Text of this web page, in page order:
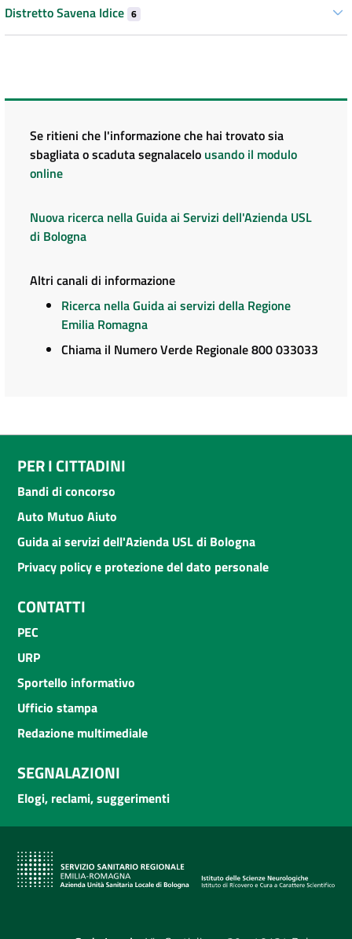
Distretto Savena Idice 6
Se ritieni che l'informazione che hai trovato sia
sbagliata o scaduta segnalacelo usando il modulo
online
Nuova ricerca nella Guida ai Servizi dell'Azienda USL
di Bologna
Altri canali di informazione
Ricerca nella Guida ai servizi della Regione
Emilia Romagna
Chiama il Numero Verde Regionale 800 033033
PER I CITTADINI
Bandi di concorso
Auto Mutuo Aiuto
Guida ai servizi dell'Azienda USL di Bologna
Privacy policy e protezione del dato personale
CONTATTI
PEC
URP
Sportello informativo
Ufficio stampa
Redazione multimediale
SEGNALAZIONI
Elogi, reclami, suggerimenti